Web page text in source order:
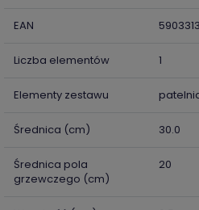
EAN
Liczba elementów 1
Elementy zestawu
Średnica (cm) 30.0
Średnica pola
grzewczego (cm)
20